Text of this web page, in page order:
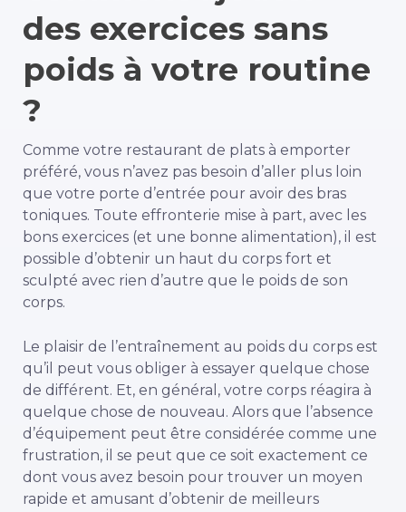
des exercices sans
poids à votre routine
?
Comme votre restaurant de plats à emporter
préféré, vous n’avez pas besoin d’aller plus loin
que votre porte d’entrée pour avoir des bras
toniques. Toute effronterie mise à part, avec les
bons exercices (et une bonne alimentation), il est
possible d’obtenir un haut du corps fort et
sculpté avec rien d’autre que le poids de son
corps.
Le plaisir de l’entraînement au poids du corps est
qu’il peut vous obliger à essayer quelque chose
de différent. Et, en général, votre corps réagira à
quelque chose de nouveau. Alors que l’absence
d’équipement peut être considérée comme une
frustration, il se peut que ce soit exactement ce
dont vous avez besoin pour trouver un moyen
rapide et amusant d’obtenir de meilleurs